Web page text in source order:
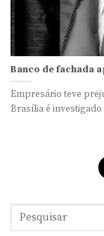
Banco de fachada
Empresário teve
Brasília é investigado